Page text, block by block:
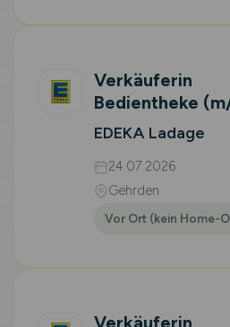
Verkäuferin
Bedientheke
EDEKA Ladage
24.07.2026
Gehrden
Vor Ort (kein Home-
Verkäuferin